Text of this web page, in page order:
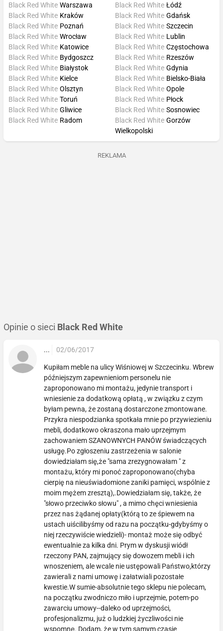
Black Red White Warszawa
Black Red White Kraków
Black Red White Poznań
Black Red White Wrocław
Black Red White Łódź
Black Red White Gdańsk
Black Red White Szczecin
Black Red White Lublin
Black Red White Katowice
Black Red White Bydgoszcz
Black Red White Białystok
Black Red White Kielce
Black Red White Częstochowa
Black Red White Rzeszów
Black Red White Gdynia
Black Red White Bielsko-Biała
Black Red White Olsztyn
Black Red White Toruń
Black Red White Gliwice
Black Red White Radom
Black Red White Opole
Black Red White Płock
Black Red White Sosnowiec
Black Red White Gorzów
Wielkopolski
REKLAMA
Opinie o sieci Black Red White
... 02/06/2017
Kupiłam meble na ulicy Wiśniowej w Szczecinku. Wbrew
późniejszym zapewnieniom personelu nie
zaproponowano mi montażu, jedynie transport i
wniesienie za dodatkową opłatą , w związku z czym
byłam pewna, że zostaną dostarczone zmontowane.
Przykra niespodzianka spotkała mnie po przywiezieniu
mebli, dodatkowo okraszona mało uprzejmym
zachowaniem SZANOWNYCH PANÓW świadczących
usługę.Po zgłoszeniu zastrzeżenia w salonie
dowiedziałam się,że "sama zrezygnowałam " z
montażu, który mi ponoć zaproponowano(chyba
cierpię na nieuświadomione zaniki pamięci, wspólnie z
moim mężem zresztą),.Dowiedziałam się, także, że
"słowo przeciwko słowu" , a mimo chęci wniesienia
przez nas żądanej opłaty(którą to ze śpiewem na
ustach uiścilibyśmy od razu na początku-gdybyśmy o
niej rzeczywiście wiedzieli)- montaż może się odbyć
ewentualnie za kilka dni. Prym w dyskusji wiódł
rzeczony PAN, zajmujący się dowozem mebli i ich
wnoszeniem, ale wcale nie ustępowali Państwo,którzy
zawierali z nami umowę i załatwiali pozostałe
kwestie.W sumie-absolutnie tego sklepu nie polecam,
na początku zwodniczo miło i uprzejmie, potem-po
zawarciu umowy--daleko od uprzejmości,
profesjonalizmu, już o ludzkiej życzliwości nie
wspomnę. Dodam, że w tym samym czasie